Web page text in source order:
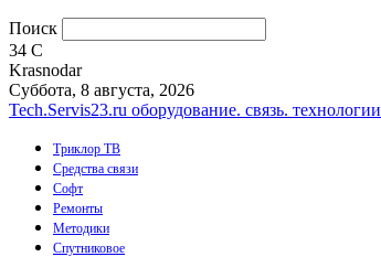
Поиск
34 C
Krasnodar
Суббота, 8 августа, 2026
Tech.Servis23.ru оборудование. связь. технологии
Триклор ТВ
Средства связи
Софт
Ремонты
Методики
Спутниковое